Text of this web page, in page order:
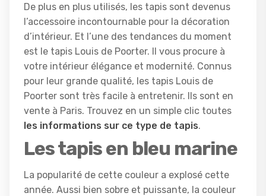
De plus en plus utilisés, les tapis sont devenus
l’accessoire incontournable pour la décoration
d’intérieur. Et l’une des tendances du moment
est le tapis Louis de Poorter. Il vous procure à
votre intérieur élégance et modernité. Connus
pour leur grande qualité, les tapis Louis de
Poorter sont très facile à entretenir. Ils sont en
vente à Paris. Trouvez en un simple clic toutes
les informations sur ce type de tapis.
Les tapis en bleu marine
La popularité de cette couleur a explosé cette
année. Aussi bien sobre et puissante, la couleur